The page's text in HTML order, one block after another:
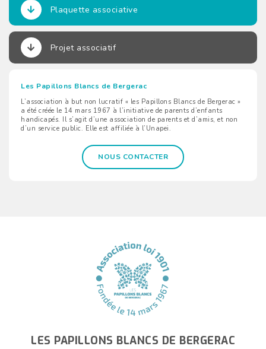
Plaquette associative
Projet associatif
Les Papillons Blancs de Bergerac
L’association à but non lucratif « les Papillons Blancs de Bergerac »
a été créée le 14 mars 1967 à l’initiative de parents d’enfants
handicapés. Il s’agit d’une association de parents et d’amis, et non
d’un service public. Elle est affiliée à l’Unapei.
NOUS CONTACTER
LES PAPILLONS BLANCS DE BERGERAC